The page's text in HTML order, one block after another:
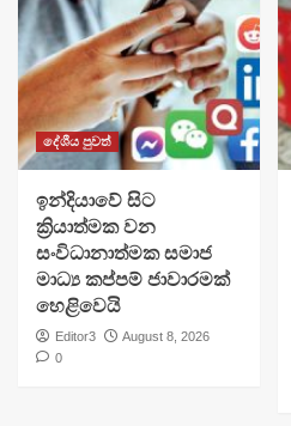
දේශීය පුවත්
​ඉන්දියාවේ සිට
ක්‍රියාත්මක වන
සංවිධානාත්මක සමාජ
මාධ්‍ය කප්පම් ජාවාරමක්
හෙළිවෙයි
Editor3
August 8, 2026
0